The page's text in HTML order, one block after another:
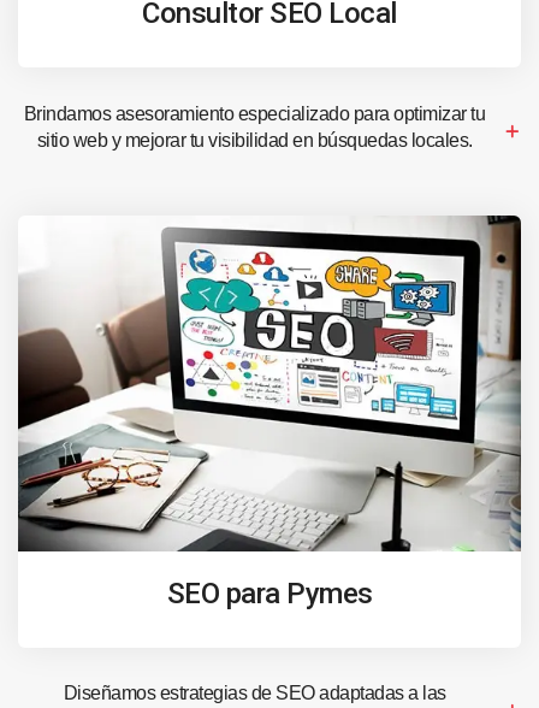
Consultor SEO Local
Brindamos asesoramiento especializado para optimizar tu
sitio web y mejorar tu visibilidad en búsquedas locales.
SEO para Pymes
Diseñamos estrategias de SEO adaptadas a las